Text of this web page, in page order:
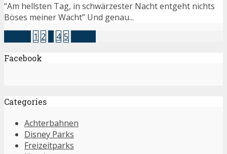
“Am hellsten Tag, in schwärzester Nacht entgeht nichts
Böses meiner Wacht” Und genau...
1 2 4 5
Facebook
Categories
Achterbahnen
Disney Parks
Freizeitparks